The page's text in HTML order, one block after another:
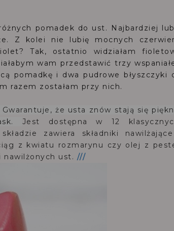
pomadek do ust. Najbardziej
Z kolei nie lubię mocnych
Tak, ostatnio widziałam
wam przedstawić trzy
pomadkę i dwa pudrowe błyszczyki
razem zostałam przy nich.
Gwarantuje, że usta znów stają się
Jest dostępna w 12
zawiera składniki
z kwiatu rozmarynu czy olej z
ust. ///